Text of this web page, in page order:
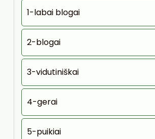
1-labai blogai
2-blogai
3-vidutiniškai
4-gerai
5-puikiai